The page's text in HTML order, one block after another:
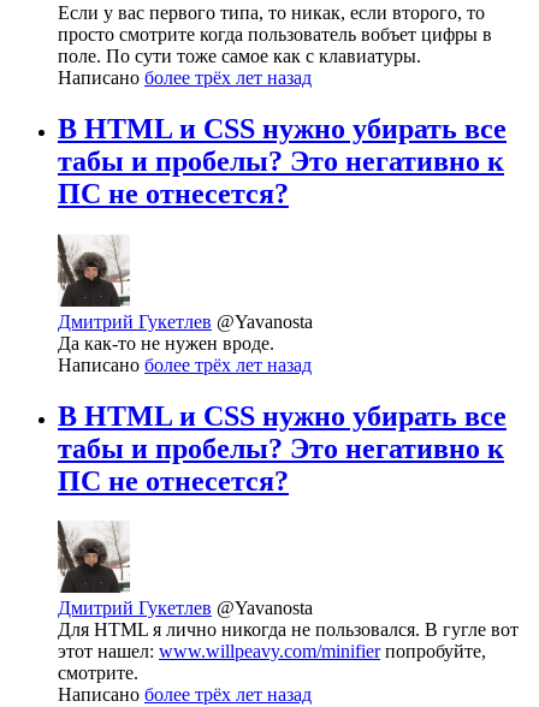
Если у вас первого типа, то никак, если второго, то
просто смотрите когда пользователь вобъет цифры в
поле. По сути тоже самое как с клавиатуры.
Написано более трёх лет назад
В HTML и CSS нужно убирать все
табы и пробелы? Это негативно к
ПС не отнесется?
Дмитрий Гукетлев @Yavanosta
Да как-то не нужен вроде.
Написано более трёх лет назад
В HTML и CSS нужно убирать все
табы и пробелы? Это негативно к
ПС не отнесется?
Дмитрий Гукетлев @Yavanosta
Для HTML я лично никогда не пользовался. В гугле вот
этот нашел: www.willpeavy.com/minifierпопробуйте,
смотрите.
Написано более трёх лет назад